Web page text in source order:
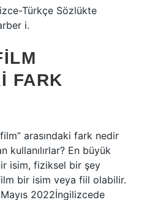
Türkçe Sözlükte
i.
FARK
arasındaki fark nedir
kullanılırlar? En büyük
isim, fiziksel bir şey
bir isim veya fiil olabilir.
2022İngilizcede